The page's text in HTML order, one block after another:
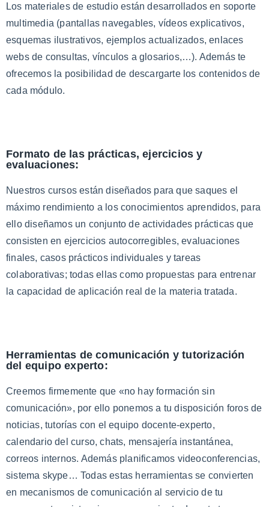
Los materiales de estudio están desarrollados en soporte
multimedia (pantallas navegables, vídeos explicativos,
esquemas ilustrativos, ejemplos actualizados, enlaces
webs de consultas, vínculos a glosarios,…). Además te
ofrecemos la posibilidad de descargarte los contenidos de
cada módulo.
Formato de las prácticas, ejercicios y
evaluaciones:
Nuestros cursos están diseñados para que saques el
máximo rendimiento a los conocimientos aprendidos, para
ello diseñamos un conjunto de actividades prácticas que
consisten en ejercicios autocorregibles, evaluaciones
finales, casos prácticos individuales y tareas
colaborativas; todas ellas como propuestas para entrenar
la capacidad de aplicación real de la materia tratada.
Herramientas de comunicación y tutorización
del equipo experto:
Creemos firmemente que «no hay formación sin
comunicación», por ello ponemos a tu disposición foros de
noticias, tutorías con el equipo docente-experto,
calendario del curso, chats, mensajería instantánea,
correos internos. Además planificamos videoconferencias,
sistema skype… Todas estas herramientas se convierten
en mecanismos de comunicación al servicio de tu